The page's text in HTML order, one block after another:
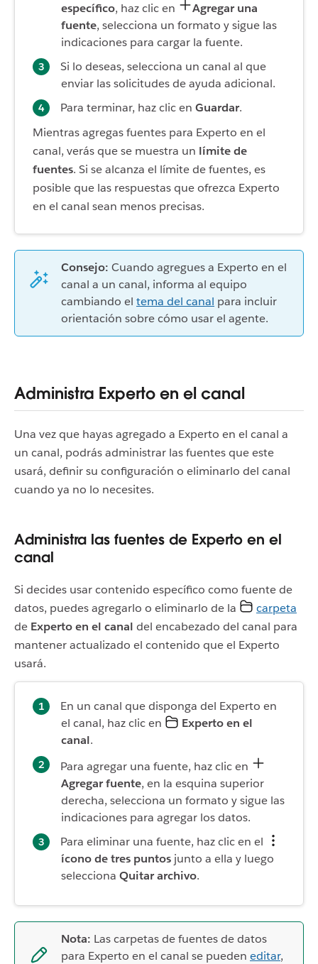
específico, haz clic en
Agregar una
fuente, selecciona un formato y sigue las
indicaciones para cargar la fuente.
Si lo deseas, selecciona un canal al que
enviar las solicitudes de ayuda adicional.
Para terminar, haz clic en Guardar.
Mientras agregas fuentes para Experto en el
canal, verás que se muestra un límite de
fuentes. Si se alcanza el límite de fuentes, es
posible que las respuestas que ofrezca Experto
en el canal sean menos precisas.
Consejo: Cuando agregues a Experto en el
canal a un canal, informa al equipo
cambiando el tema del canal para incluir
orientación sobre cómo usar el agente.
Administra Experto en el canal
Una vez que hayas agregado a Experto en el canal a
un canal, podrás administrar las fuentes que este
usará, definir su configuración o eliminarlo del canal
cuando ya no lo necesites.
Administra las fuentes de Experto en el
canal
Si decides usar contenido específico como fuente de
datos, puedes agregarlo o eliminarlo de la
carpeta
de Experto en el canal del encabezado del canal para
mantener actualizado el contenido que el Experto
usará.
En un canal que disponga del Experto en
el canal, haz clic en
Experto en el
canal.
Para agregar una fuente, haz clic en
Agregar fuente, en la esquina superior
derecha, selecciona un formato y sigue las
indicaciones para agregar los datos.
Para eliminar una fuente, haz clic en el
ícono de tres puntos junto a ella y luego
selecciona Quitar archivo.
Nota: Las carpetas de fuentes de datos
para Experto en el canal se pueden editar,